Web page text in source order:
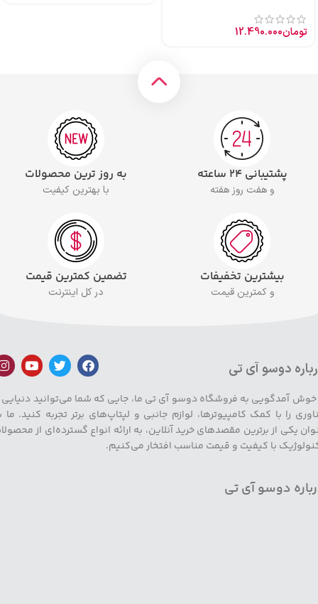
تومان12.490.000
پشتیبانی ۲۴ ساعته
و هفت روز هفته
به روز ترین محصولات
با بهترین کیفیت
بیشترین تخفیفات
و کمترین قیمت
تضمین کمترین قیمت
در کل اینترنت
دوسو آی تی
خوش آمدگویی به فروشگاه دوسو آی تی ما، جایی که شما می‌توانید دنیایی
را با کمک کامپیوترها، لوازم جانبی و لپتاپ‌های برتر تجربه کنید. ما
یکی از برترین مقصدهای خرید آنلاین، به ارائه انواع گسترده‌ای از
با کیفیت و قیمت مناسب افتخار می‌کنیم.
دوسو آی تی